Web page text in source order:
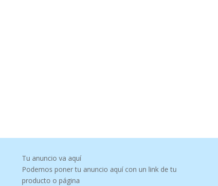
Tu anuncio va aquí
Podemos poner tu anuncio aquí con un link de tu
producto o página